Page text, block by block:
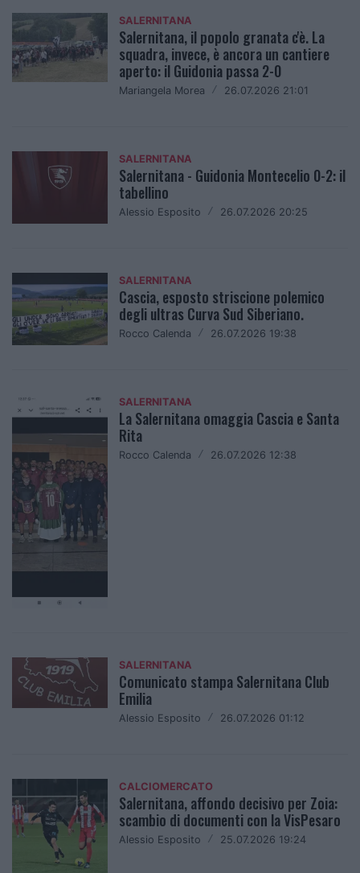
SALERNITANA
Salernitana, il popolo granata c'è. La
squadra, invece, è ancora un cantiere
aperto: il Guidonia passa 2-0
Mariangela Morea / 26.07.2026 21:01
SALERNITANA
Salernitana - Guidonia Montecelio 0-2: il
tabellino
Alessio Esposito / 26.07.2026 20:25
SALERNITANA
Cascia, esposto striscione polemico
degli ultras Curva Sud Siberiano.
Rocco Calenda / 26.07.2026 19:38
SALERNITANA
La Salernitana omaggia Cascia e Santa
Rita
Rocco Calenda / 26.07.2026 12:38
SALERNITANA
Comunicato stampa Salernitana Club
Emilia
Alessio Esposito / 26.07.2026 01:12
CALCIOMERCATO
Salernitana, affondo decisivo per Zoia:
scambio di documenti con la VisPesaro
Alessio Esposito / 25.07.2026 19:24